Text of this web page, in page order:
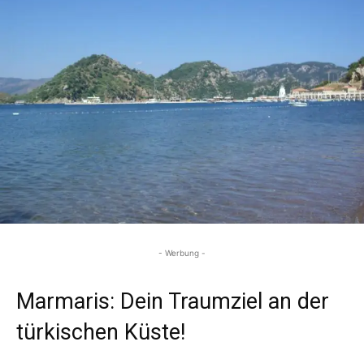
- Werbung -
Marmaris: Dein Traumziel an der
türkischen Küste!